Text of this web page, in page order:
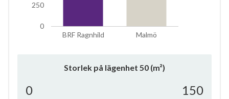
BRF Ragnhild Malmö
0
250
Storlek på lägenhet 50 (m²)
0 150